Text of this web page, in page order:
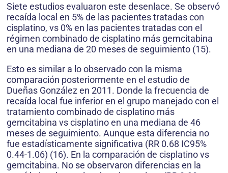
Siete estudios evaluaron este desenlace. Se observó
recaída local en 5% de las pacientes tratadas con
cisplatino, vs 0% en las pacientes tratadas con el
régimen combinado de cisplatino más gemcitabina
en una mediana de 20 meses de seguimiento (15).
Esto es similar a lo observado con la misma
comparación posteriormente en el estudio de
Dueñas González en 2011. Donde la frecuencia de
recaída local fue inferior en el grupo manejado con el
tratamiento combinado de cisplatino más
gemcitabina vs cisplatino en una mediana de 46
meses de seguimiento. Aunque esta diferencia no
fue estadísticamente significativa (RR 0.68 IC95%
0.44-1.06) (16). En la comparación de cisplatino vs
gemcitabina. No se observaron diferencias en la